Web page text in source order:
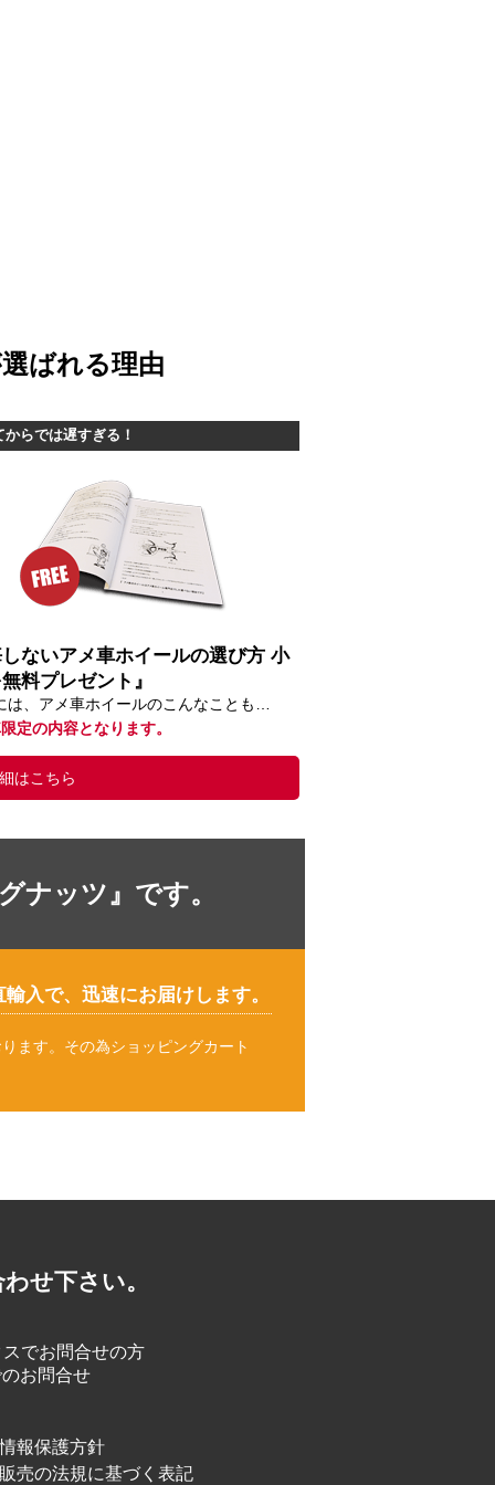
ばれる理由
からでは遅すぎる！
しないアメ車ホイールの選び方 小
料プレゼント』
は、アメ車ホイールのこんなことも…
定の内容となります。
はこちら
ナッツ』です。
入で、迅速にお届けします。
ます。その為ショッピングカート
せ下さい。
でお問合せの方
報保護方針
売の法規に基づく表記